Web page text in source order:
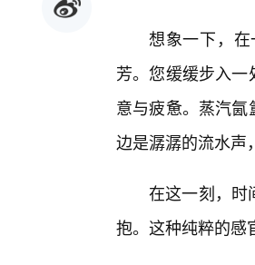
想象一下，
芳。您缓缓步入
意与疲惫。蒸汽
边是潺潺的流水声
在这一刻，时
抱。这种纯粹的感